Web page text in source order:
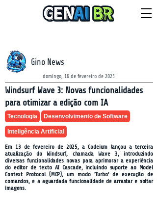
Gino News
domingo, 16 de fevereiro de 2025
Windsurf Wave 3: Novas funcionalidades
para otimizar a edição com IA
Tecnologia Desenvolvimento de Software
Inteligência Artificial
Em 13 de fevereiro de 2025, a Codeium lançou a terceira
atualização do Windsurf, chamada Wave 3, introduzindo
diversas funcionalidades novas para aprimorar a experiência
do editor de texto AI Cascade, incluindo suporte ao Model
Context Protocol (MCP), um modo 'Turbo' de execução de
comandos, e a aguardada funcionalidade de arrastar e soltar
imagens.